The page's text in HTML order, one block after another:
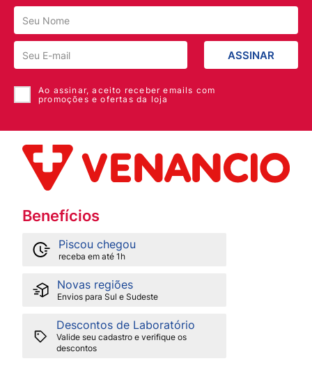
ASSINAR
Ao assinar, aceito receber emails com
promoções e ofertas da loja
Benefícios
Piscou chegou
receba em até 1h
Novas regiões
Envios para Sul e Sudeste
Descontos de Laboratório
Valide seu cadastro e verifique os
descontos